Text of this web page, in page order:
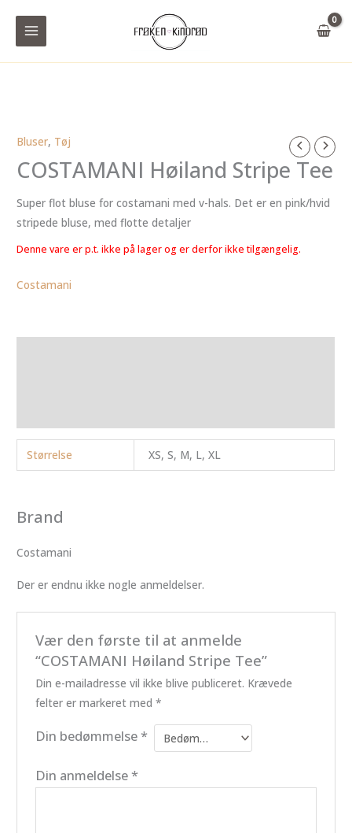
indholdet
Bluser, Tøj
COSTAMANI Høiland Stripe Tee
Super flot bluse for costamani med v-hals. Det er en pink/hvid
stripede bluse, med flotte detaljer
Denne vare er p.t. ikke på lager og er derfor ikke tilgængelig.
Costamani
Størrelse XS, S, M, L, XL
Brand
Costamani
Der er endnu ikke nogle anmeldelser.
Vær den første til at anmelde
“COSTAMANI Høiland Stripe Tee”
Din e-mailadresse vil ikke blive publiceret. Krævede
felter er markeret med *
Din bedømmelse*
Din anmeldelse*